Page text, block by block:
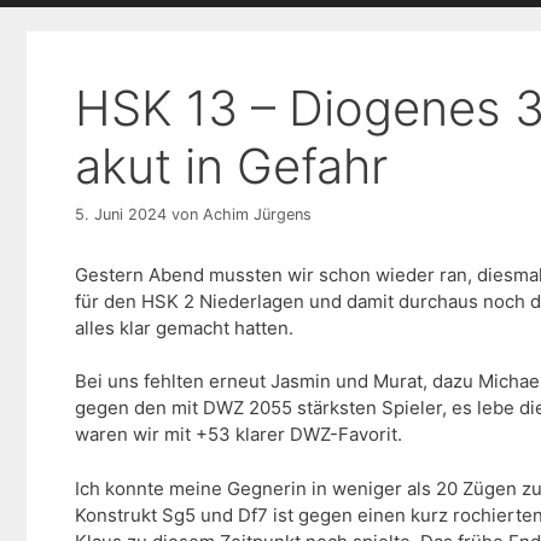
HSK 13 – Diogenes
akut in Gefahr
5. Juni 2024 von Achim Jürgens
Gestern Abend mussten wir schon wieder ran,
für den HSK 2 Niederlagen und damit durchaus
alles klar gemacht hatten.
Bei uns fehlten erneut Jasmin und Murat, dazu
gegen den mit DWZ 2055 stärksten Spieler, es lebe
waren wir mit +53 klarer DWZ-Favorit.
Ich konnte meine Gegnerin in weniger als 20 Zügen
Konstrukt Sg5 und Df7 ist gegen einen kurz